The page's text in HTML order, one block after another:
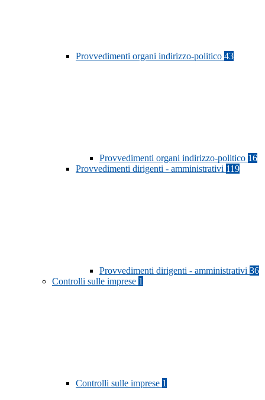
Provvedimenti organi indirizzo-politico 43
Provvedimenti organi indirizzo-politico 16
Provvedimenti dirigenti - amministrativi 119
Provvedimenti dirigenti - amministrativi 36
Controlli sulle imprese 1
Controlli sulle imprese 1